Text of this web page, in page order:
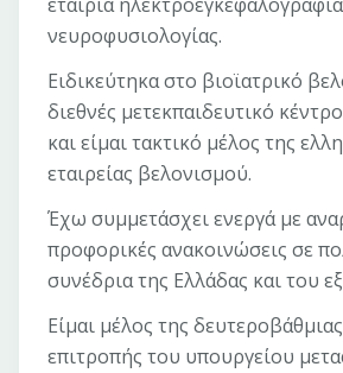
νευροφυσιολογίας.
Ειδικεύτηκα στο βιοϊατρικό
διεθνές μετεκπαιδευτικό
και είμαι τακτικό μέλος της
εταιρείας βελονισμού.
Έχω συμμετάσχει ενεργά με
προφορικές ανακοινώσεις σε
συνέδρια της Ελλάδας και του
Είμαι μέλος της
επιτροπής του υπουργείου